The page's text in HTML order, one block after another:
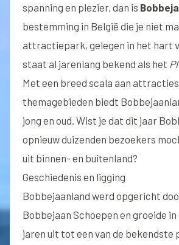
spanning en plezier, dan is
bestemming in België die je niet
attractiepark, gelegen in het hart
staat al jarenlang bekend als het
Met een breed scala aan
themagebieden biedt
jong en oud. Wist je dat dit jaar
opnieuw duizenden bezoekers
uit binnen- en buitenland?
Geschiedenis en ligging
Bobbejaanland werd opgericht
Bobbejaan Schoepen en groeide
jaren uit tot een van de bekendste